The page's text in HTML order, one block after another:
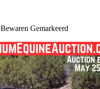
Bewaren Gemarkeerd